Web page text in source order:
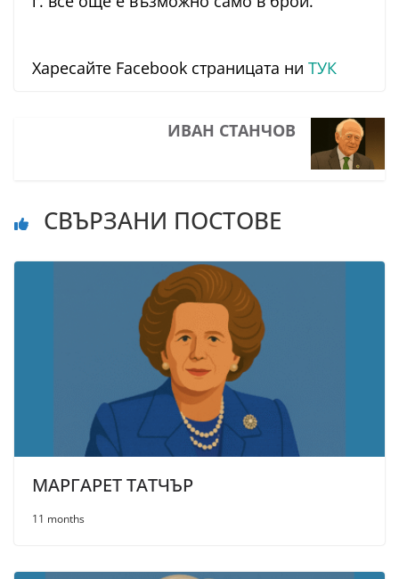
Харесайте Facebook страницата ни ТУК
ИВАН СТАНЧОВ
СВЪРЗАНИ ПОСТОВЕ
МАРГАРЕТ ТАТЧЪР
11 months